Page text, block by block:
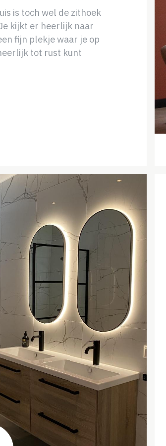
is toch wel de zithoek
kijkt er heerlijk naar
fijn plekje waar je op
tot rust kunt